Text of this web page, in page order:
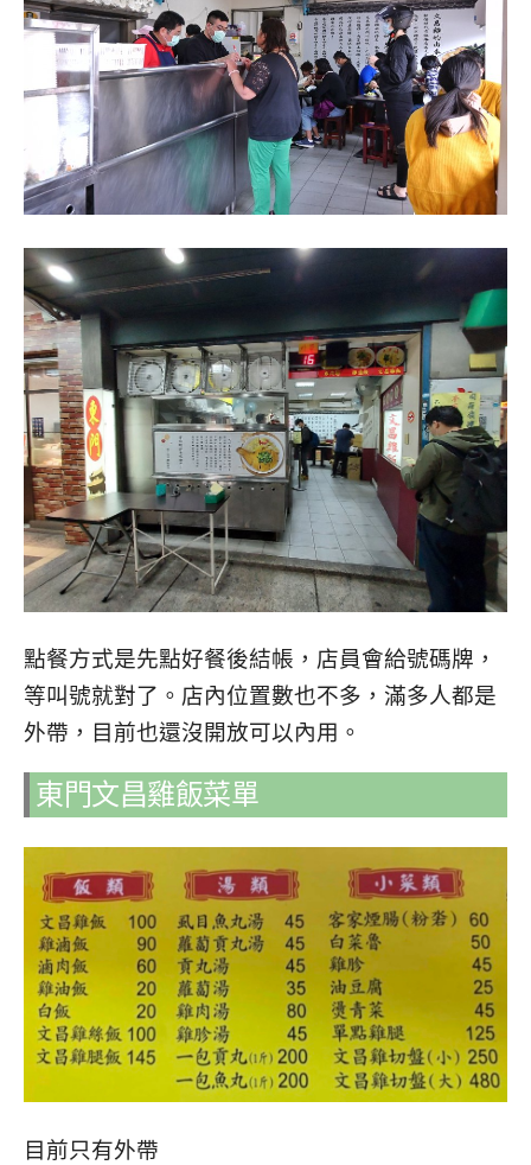
點餐方式是先點好餐後結帳，店員會給號碼牌，
等叫號就對了。店內位置數也不多，滿多人都是
外帶，目前也還沒開放可以內用。
東門文昌雞飯菜單
目前只有外帶